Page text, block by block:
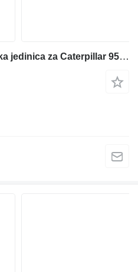
Caterpillar 950G upravljačka jedinica za Caterpillar 950G prednjeg utovarivača